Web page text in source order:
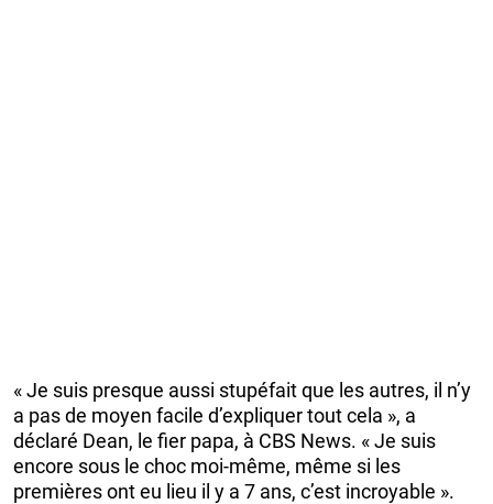
« Je suis presque aussi stupéfait que les autres, il n’y
a pas de moyen facile d’expliquer tout cela », a
déclaré Dean, le fier papa, à CBS News. « Je suis
encore sous le choc moi-même, même si les
premières ont eu lieu il y a 7 ans, c’est incroyable ».